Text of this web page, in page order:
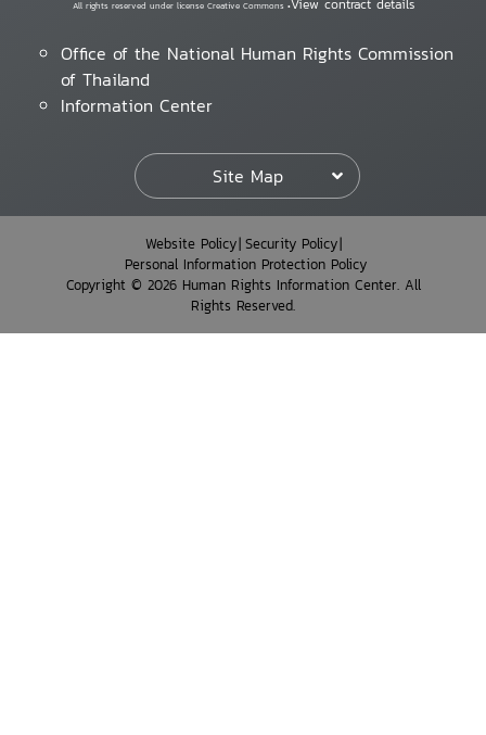
All rights reserved under license Creative Commons •View contract details
Office of the National Human Rights Commission
of Thailand
Information Center
Site Map
Website Policy Security Policy
Personal Information Protection Policy
Copyright © 2026 Human Rights Information Center. All
Rights Reserved.